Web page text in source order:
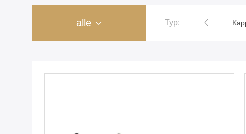
alle Typ:
Kunststoffspritzguss